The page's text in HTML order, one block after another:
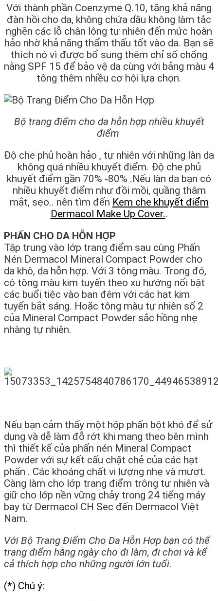
Với thành phần Coenzyme Q.10, tăng khả năng
đàn hồi cho da, không chứa dầu không làm tắc
nghẽn các lỗ chân lông tự nhiên đến mức hoàn
hảo nhờ khả năng thẩm thấu tốt vào da. Bạn sẽ
thích nó vì được bổ sung thêm chỉ số chống
nằng SPF 15 để bảo vệ da cùng với bảng màu 4
tông thêm nhiều cơ hội lựa chọn.
Bộ trang điểm cho da hỗn hợp nhiều khuyết
điểm
Độ che phủ hoàn hảo , tự nhiên với những làn da
không quá nhiều khuyết điểm. Độ che phủ
khuyết điểm gần 70% -80% .Nếu làn da bạn có
nhiều khuyết điểm như đồi mồi, quầng thâm
mắt, sẹo.. nên tìm đến Kem che khuyết điểm
Dermacol Make Up Cover..
PHẤN CHO DA HỖN HỢP
Tập trung vào lớp trang điểm sau cùng Phấn
Nén Dermacol Mineral Compact Powder cho
da khô, da hỗn hợp. Với 3 tông màu. Trong đó,
có tông màu kim tuyến theo xu hướng nổi bật
các buổi tiệc vào ban đêm với các hạt kim
tuyến bắt sáng. Hoặc tông màu tự nhiên số 2
của Mineral Compact Powder sắc hồng nhẹ
nhàng tự nhiên.
Nếu bạn cảm thấy một hộp phấn bột khó để sử
dụng và dễ làm đỗ rớt khi mang theo bên mình
thì thiết kế của phấn nén Mineral Compact
Powder với sự kết cấu chặt chẻ của các hạt
phấn . Các khoáng chất vi lượng nhẹ và mượt.
Càng làm cho lớp trang điểm trông tự nhiên và
giữ cho lớp nền vững chảy trong 24 tiếng máy
bay từ Dermacol CH Sec đến Dermacol Việt
Nam.
Với Bộ Trang Điểm Cho Da Hỗn Hợp bạn có thể
trang điểm hằng ngày cho đi làm, đi chơi và kể
cả thích hợp cho những người lớn tuổi.
(*) Chú ý: